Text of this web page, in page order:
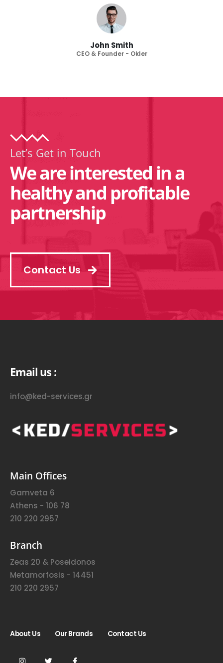
John Smith
CEO & Founder - Okler
Let’s Get in Touch
We are interested in a
healthy and profitable
partnership
Contact Us
Email us :
info@ked-services.gr
Main Offices
Gamveta 6
Athens - 106 78
210 220 2957
Branch
Zeas 20 & Poseidonos
Metamorfosis - 14451
210 220 2957
About Us Our Brands Contact Us